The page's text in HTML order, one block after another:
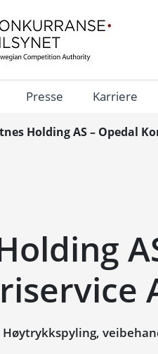
Presse Karriere
Holding AS – Opedal